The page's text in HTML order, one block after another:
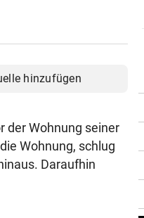
hinzufügen
der Wohnung seiner
Wohnung, schlug
Daraufhin